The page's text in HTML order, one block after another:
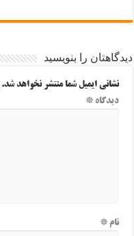
دیدگاهتان را بنویسید
نشانی ایمیل شما منتشر نخواهد شد.
دیدگاه*
نام*